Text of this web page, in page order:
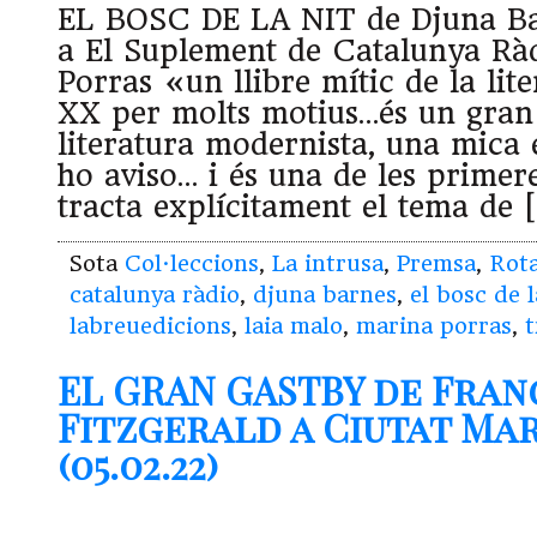
EL BOSC DE LA NIT de Djuna
a El Suplement de Catalunya
Porras «un llibre mític de la
XX per molts motius…és un
literatura modernista, una mica
ho aviso… i és una de les
tracta explícitament el tema de
Sota Col·leccions, La intrusa, Premsa,
catalunya ràdio, djuna barnes, el bosc de
labreuedicions, laia malo, marina porras,
EL GRAN GASTBY de
Fitzgerald a Ciutat
(05.02.22)